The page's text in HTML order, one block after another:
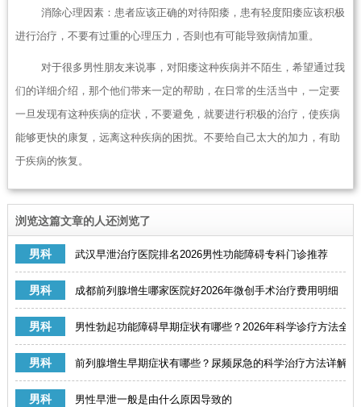
消除心理因素：患者应该正确的对待阳痿，患有轻度阳痿应该积极
进行治疗，不要有过重的心理压力，否则也有可能导致病情加重。
对于很多男性朋友来说事，对阳痿这种疾病并不陌生，希望通过我
们的详细介绍，那个他们带来一定的帮助，在日常的生活当中，一定要
一旦发现有这种疾病的症状，不要避免，就要进行积极的治疗，使疾病
能够更快的康复，远离这种疾病的困扰。不要给自己太大的加力，有助
于疾病的恢复。
浏览这篇文章的人还浏览了
男科 武汉早泄治疗医院排名2026男性功能障碍专科门诊推荐
男科 成都前列腺增生哪家医院好2026年微创手术治疗费用明细
男科 男性勃起功能障碍早期症状有哪些？2026年科学诊疗方法全解
男科 前列腺增生早期症状有哪些？尿频尿急的科学治疗方法详解
男科 男性早泄一般是由什么原因导致的